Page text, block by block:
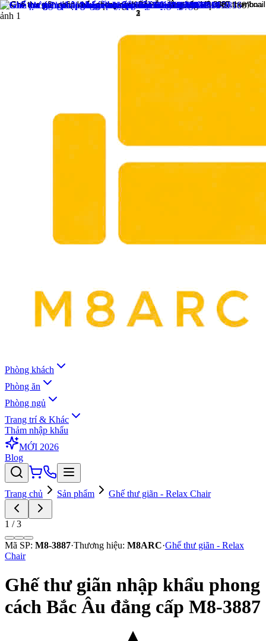
Phòng khách
Phòng ăn
Phòng ngủ
Trang trí & Khác
Thảm nhập khẩu
MỚI 2026
Blog
Trang chủ Sản phẩm Ghế thư giãn - Relax Chair
1 /3
Mã SP: M8-3887·Thương hiệu: M8ARC·Ghế thư giãn - Relax
Chair
Ghế thư giãn nhập khẩu phong
cách Bắc Âu đẳng cấp M8-3887